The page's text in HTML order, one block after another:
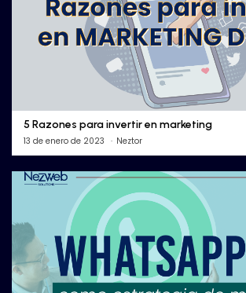
5 Razones para invertir en marketing
13 de enero de 2023 Neztor